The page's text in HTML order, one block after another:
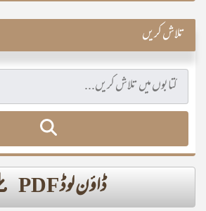
تلاش کریں
ڈاؤن لوڈ PDF